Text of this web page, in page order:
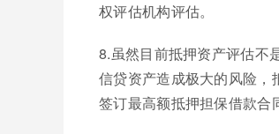
权评估机构评估。
8.虽然目前抵押资产评估不
信贷资产造成极大的风险，
签订最高额抵押担保借款合